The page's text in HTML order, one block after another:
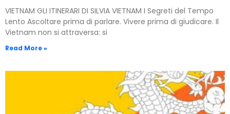
VIETNAM GLI ITINERARI DI SILVIA VIETNAM I Segreti del Tempo
Lento Ascoltare prima di parlare. Vivere prima di giudicare. Il
Vietnam non si attraversa: si
Read More »